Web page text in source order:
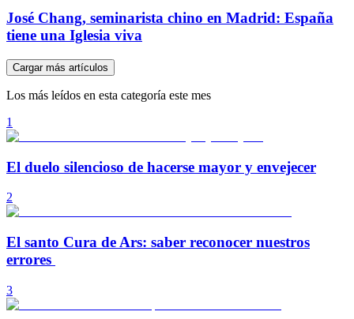
José Chang, seminarista chino en Madrid: España
tiene una Iglesia viva
Cargar más artículos
Los más leídos en esta categoría este mes
1
El duelo silencioso de hacerse mayor y envejecer
2
El santo Cura de Ars: saber reconocer nuestros
errores
3